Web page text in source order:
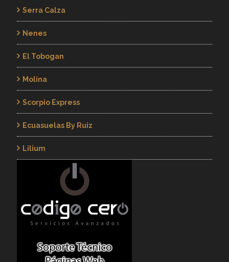
Serra Calza
Nenes
El Tobogan
Molina
Scorpio Express
Ecuasuelas By Ruiz
Lilium